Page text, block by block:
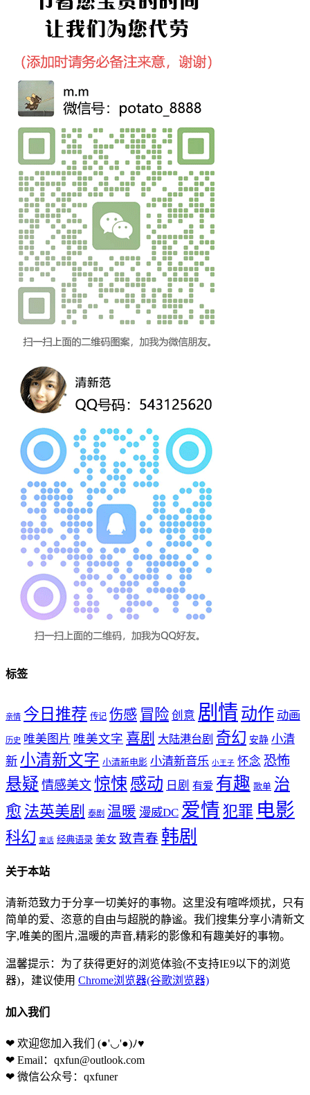
标签
亲情 今日推荐 传记 伤感 冒险 创意 剧情 动作 动画
历史 唯美图片 唯美文字 喜剧 大陆港台剧 奇幻 安静 小清
新 小清新文字 小清新电影 小清新音乐 小王子 怀念 恐怖
悬疑 情感美文 惊悚 感动 日剧 有爱 有趣 歌单 治
愈 法英美剧 泰剧 温暖 漫威DC 爱情 犯罪 电影
科幻 童话 经典语录 美女 致青春 韩剧
关于本站
清新范致力于分享一切美好的事物。这里没有喧哗烦扰，只有
简单的爱、恣意的自由与超脱的静谧。我们搜集分享小清新文
字,唯美的图片,温暖的声音,精彩的影像和有趣美好的事物。
温馨提示：为了获得更好的浏览体验(不支持IE9以下的浏览
器)，建议使用 Chrome浏览器(谷歌浏览器)
加入我们
❤ 欢迎您加入我们 (●'◡'●)ﾉ♥
❤ Email：qxfun@outlook.com
❤ 微信公众号：qxfuner